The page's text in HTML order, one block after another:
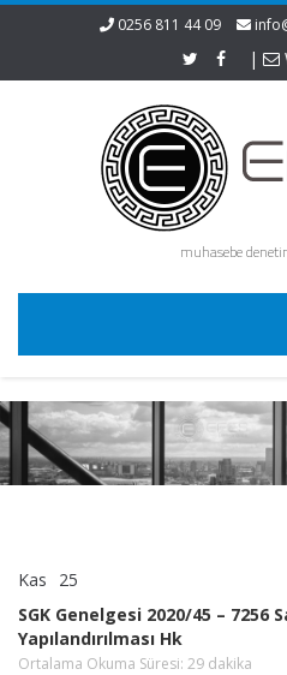
0256 811 44 09
|
muhasebe
Kas 25
2020/45
–
7256
SGK Genelgesi 2020/45 – 7256
Yapılandırılması Hk
Ortalama Okuma Süresi: 29 dakika